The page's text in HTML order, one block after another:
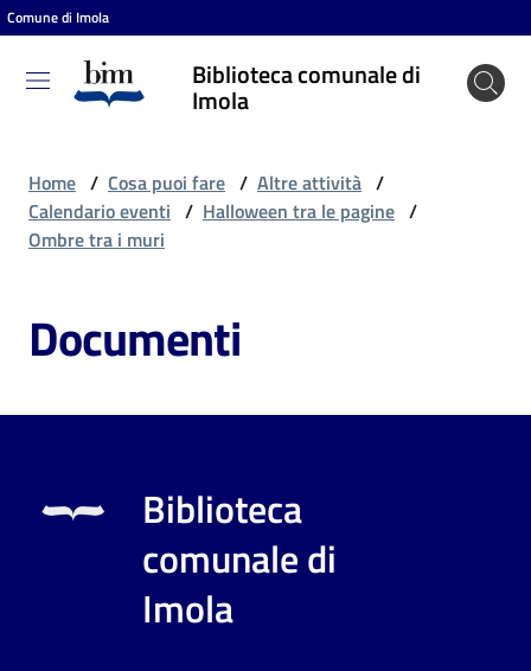
Vai al contenuto
Vai alla navigazione
Vai al footer
Comune di Imola
Biblioteca comunale di
Imola
Biblioteca
comunale
Cosa
fare
Scopri
Home / Cosa puoi fare / Altre attività /
Calendario eventi / Halloween tra le pagine /
Ombre tra i muri
Documenti
Biblioteca
comunale di
Imola